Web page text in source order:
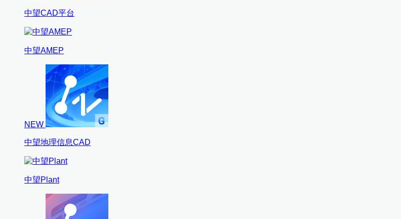
中望CAD平台
中望AMEP
NEW
中望地理信息CAD
中望Plant